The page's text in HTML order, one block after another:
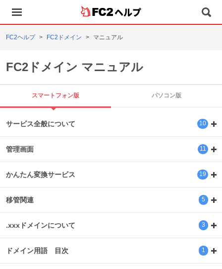
ヘルプ
FC2ヘルプ FC2ドメイン マニュアル
FC2ドメイン マニュアル
スマートフォン版 パソコン版
サービス全般について 10
管理画面 11
かんたん変換サービス 19
移管関連 5
.xxxドメインについて 3
ドメイン用語 目次 1